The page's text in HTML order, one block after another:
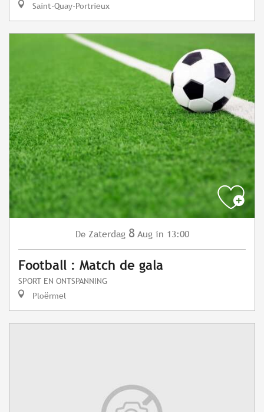
Saint-Quay-Portrieux
De Zaterdag 8 Aug in 13:00
Football : Match de gala
SPORT EN ONTSPANNING
Ploërmel